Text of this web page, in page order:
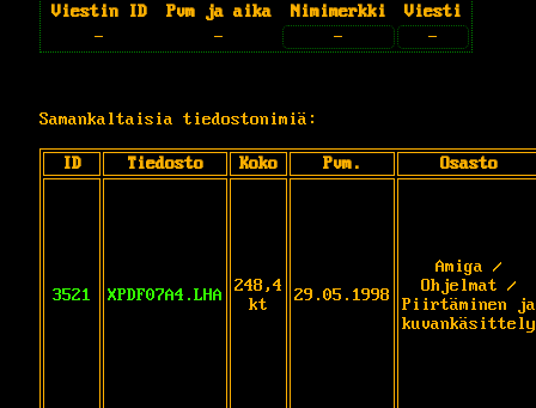
Viestin ID Pvm ja aika Nimimerkki
Viesti
-
- - -
Samankaltaisia tiedostonimiä:
ID Tiedosto Koko Pvm. Osasto
3521 XPDF07A4.LHA
248,4
kt
29.05.1998
Amiga /
Ohjelmat /
Piirtäminen ja
kuvankäsittely